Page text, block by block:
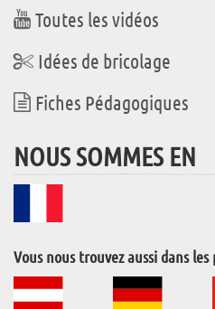
Toutes les vidéos
Idées de bricolage
Fiches Pédagogiques
NOUS SOMMES EN
Vous nous trouvez aussi dans les